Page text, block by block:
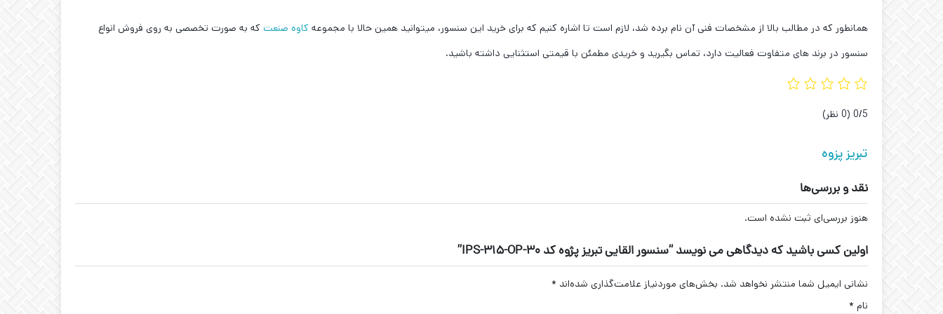
همانطور که در مطالب بالا از مشخصات فنی آن نام برده شد، لازم است تا اشاره کنیم که برای خرید این سنسور، میتوانید همین حالا با مجموعه کاوه صنعت که به صورت تخصصی به روی فروش انواع
سنسور در برند های متفاوت فعالیت دارد، تماس بگیرید و خریدی مطمئن با قیمتی استثنایی داشته باشید.
‫0/5 ‫(0 نظر)
تبریز پزوه
نقد و بررسی‌ها
هنوز بررسی‌ای ثبت نشده است.
اولین کسی باشید که دیدگاهی می نویسد “سنسور القایی تبریز پژوه کد IPS-315-OP-30”
نشانی ایمیل شما منتشر نخواهد شد. بخش‌های موردنیاز علامت‌گذاری شده‌اند *
نام *